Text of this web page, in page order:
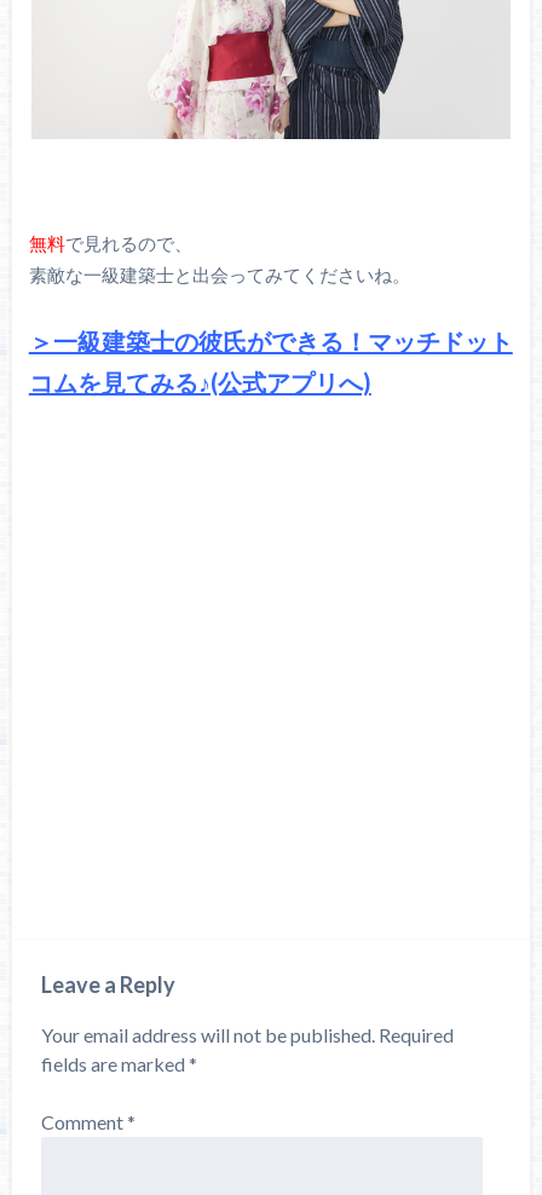
無料で見れるので、
素敵な一級建築士と出会ってみてくださいね。
＞一級建築士の彼氏ができる！マッチドット
コムを見てみる♪(公式アプリへ)
Leave a Reply
Your email address will not be published. Required
fields are marked *
Comment*